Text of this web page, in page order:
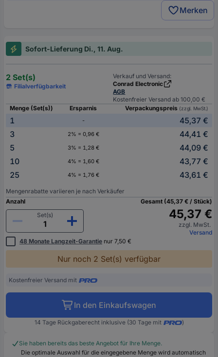
Merken
Sofort-Lieferung Di., 11. Aug.
2 Set(s)
Filialverfügbarkeit
Verkauf und Versand:
Conrad Electronic
AGB
Kostenfreier Versand ab 100,00 €
Menge (Set(s))
Ersparnis Verpackungspreis (zzgl. MwSt.)
1 -
45,37 €
3
2% = 0,96 €
44,41 €
5
3% = 1,28 €
44,09 €
10
4% = 1,60 €
43,77 €
25
4% = 1,76 € 43,61 €
Mengenrabatte variieren je nach Verkäufer
Anzahl
Set(s)
Gesamt (45,37 € / Stück)
45,37 €
zzgl. MwSt.
Versand
48 Monate Langzeit-Garantie nur 7,50 €
Nur noch 2 Set(s) verfügbar
Kostenfreier Versand mit
In den Einkaufswagen
14 Tage Rückgaberecht inklusive (30 Tage mit )
Sie haben bereits das beste Angebot für Ihre Menge.
Die optimale Auswahl für die eingegebene Menge wird automatisch